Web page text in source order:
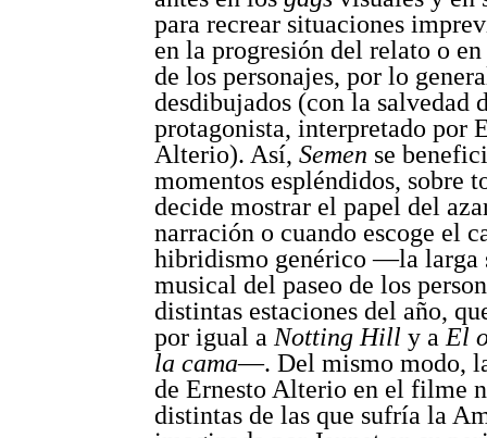
para recrear situaciones
en la progresión del relato o
de los personajes, por lo
desdibujados (con la salvedad
protagonista, interpretado por
Alterio). Así, Semen se
momentos espléndidos, sobre
decide mostrar el papel del
narración o cuando escoge el
hibridismo genérico —la larga
musical del paseo de los
distintas estaciones del año,
por igual a Notting Hill y a El
la cama—. Del mismo modo,
de Ernesto Alterio en el filme
distintas de las que sufría la